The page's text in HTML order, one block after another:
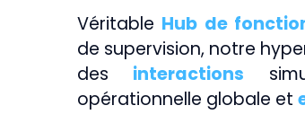
Véritable Hub de
de supervision, notre
des interactions
opérationnelle globale et